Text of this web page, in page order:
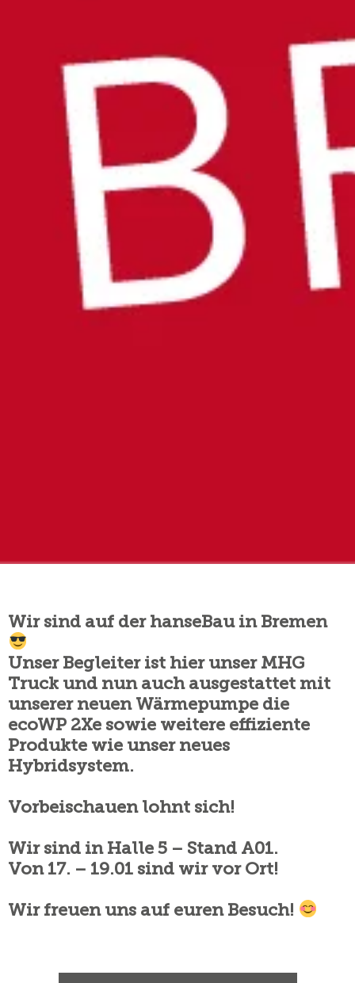
Wir sind auf der hanseBau in Bremen
Unser Begleiter ist hier unser MHG
Truck und nun auch ausgestattet mit
unserer neuen Wärmepumpe die
ecoWP 2Xe sowie weitere effiziente
Produkte wie unser neues
Hybridsystem.
Vorbeischauen lohnt sich!
Wir sind in Halle 5 – Stand A01.
Von 17. – 19.01 sind wir vor Ort!
Wir freuen uns auf euren Besuch!